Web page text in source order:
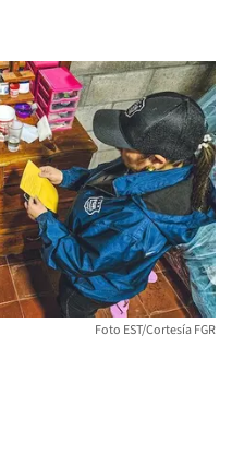
Foto EST/Cortesía FGR